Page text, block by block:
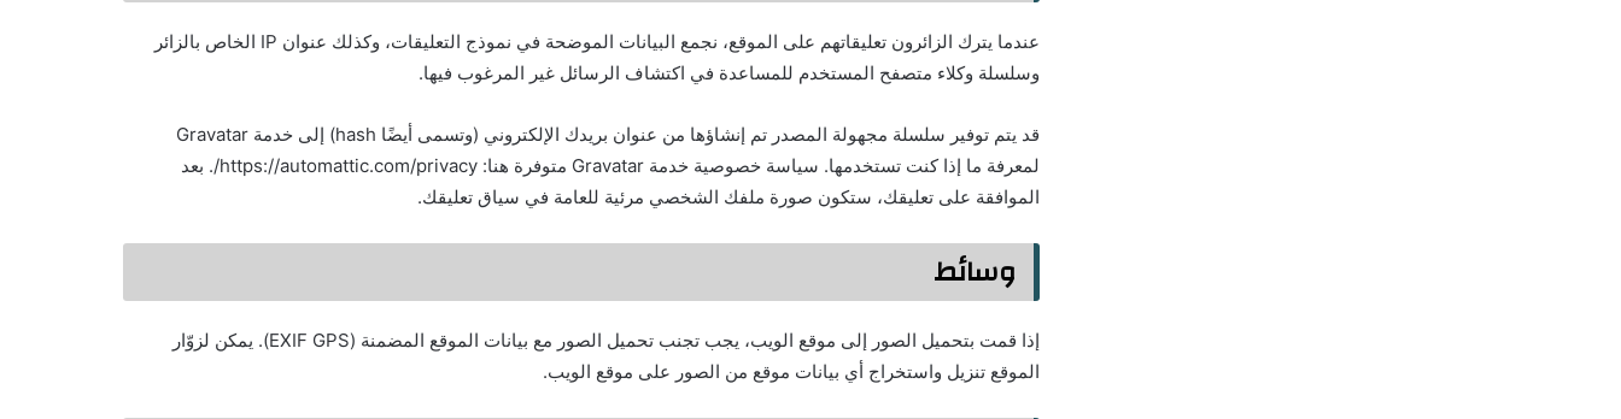
عندما يترك الزائرون تعليقاتهم على الموقع، نجمع البيانات الموضحة في نموذج التعليقات، وكذلك عنوان IP الخاص بالزائر
وسلسلة وكلاء متصفح المستخدم للمساعدة في اكتشاف الرسائل غير المرغوب فيها.
قد يتم توفير سلسلة مجهولة المصدر تم إنشاؤها من عنوان بريدك الإلكتروني (وتسمى أيضًا hash) إلى خدمة Gravatar
لمعرفة ما إذا كنت تستخدمها. سياسة خصوصية خدمة Gravatar متوفرة هنا: https://automattic.com/privacy/. بعد
الموافقة على تعليقك، ستكون صورة ملفك الشخصي مرئية للعامة في سياق تعليقك.
وسائط
إذا قمت بتحميل الصور إلى موقع الويب، يجب تجنب تحميل الصور مع بيانات الموقع المضمنة (EXIF GPS). يمكن لزوّار
الموقع تنزيل واستخراج أي بيانات موقع من الصور على موقع الويب.